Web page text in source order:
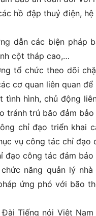
hồ đập thuỷ điện,
dẫn các biện pháp
cột tháp cao,…
tổ chức theo dõi
cơ quan liên quan
tình hình, chủ động
tránh trú bão đảm bảo
chỉ đạo triển khai
vụ công tác chỉ đạo
đạo công tác đảm
năng quản lý
ứng phó với bão
Đài Tiếng nói Việt